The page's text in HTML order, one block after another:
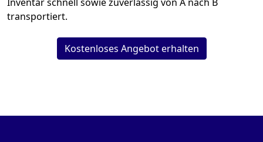
transportiert.
Kostenloses Angebot erhalten